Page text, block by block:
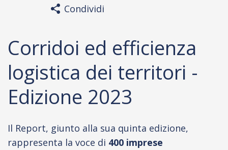
Condividi
Corridoi ed efficienza
logistica dei territori -
Edizione 2023
Il Report, giunto alla sua quinta edizione,
rappresenta la voce di 400 imprese